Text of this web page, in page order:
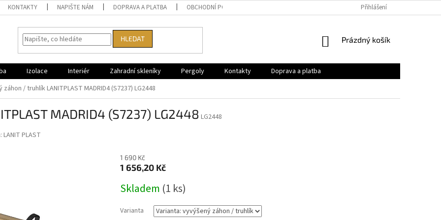
KONTAKTY NAPIŠTE NÁM DOPRAVA A PLATBA OBCHODNÍ PODMÍNKY VRÁCENÍ ZBOŽÍ A
Přihlášení
HLEDAT
NÁKUPNÍ
Prázdný košík
Izolace Interiér Zahradní skleníky Pergoly Kontakty
Doprava a platba
/ truhlík LANITPLAST MADRID4 (S7237) LG2448
MADRID4 (S7237) LG2448 LG2448
LANIT PLAST
1 690 Kč
1 656,20 Kč
cena:
Skladem (1 ks)
Varianta